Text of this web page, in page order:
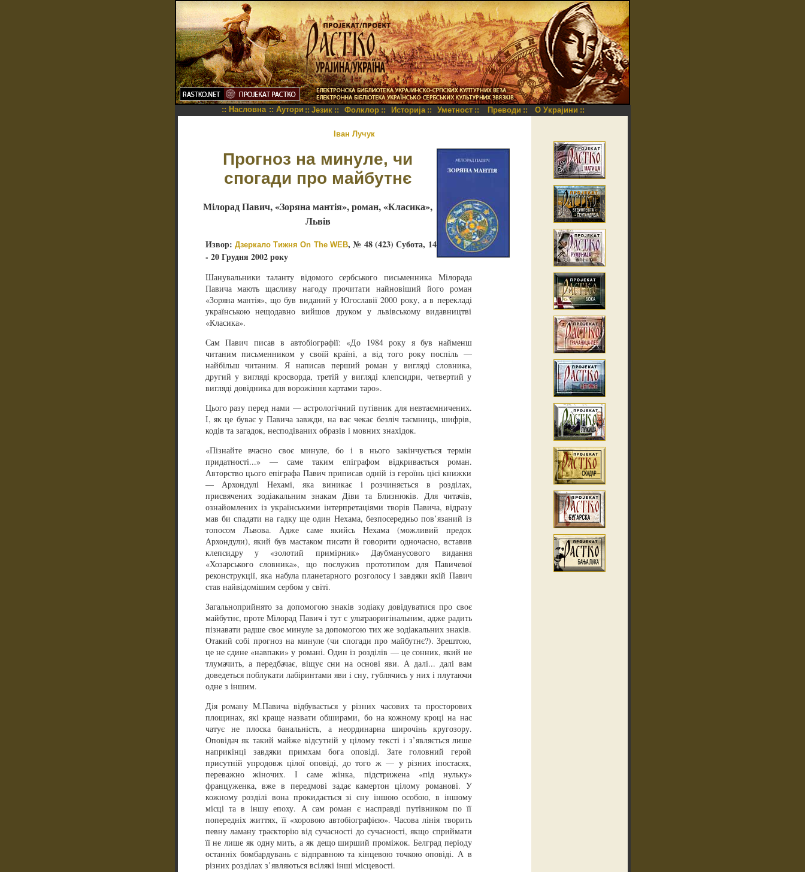
:: Насловна :: Аутори :: Језик :: Фолклор :: Историја :: Уметност :: Преводи :: O Украјини ::
Іван Лучук
Прогноз на минуле, чи
спогади про майбутнє
Мілорад Павич,«Зоряна мантія»,роман, «Класика»,
Львів
Извор: Дзеркало Тижня On The WEB, № 48 (423) Субота, 14
- 20 Грудня 2002 року
Шанувальники таланту відомого сербського письменника Мілорада
Павича мають щасливу нагоду прочитати найновіший його роман
«Зоряна мантія», що був виданий у Югославії 2000 року, а в перекладі
українською нещодавно вийшов друком у львівському видавництві
«Класика».
Сам Павич писав в автобіографії: «До 1984 року я був найменш
читаним письменником у своїй країні, а від того року поспіль —
найбільш читаним. Я написав перший роман у вигляді словника,
другий у вигляді кросворда, третій у вигляді клепсидри, четвертий у
вигляді довідника для ворожіння картами таро».
Цього разу перед нами — астрологічний путівник для невтаємничених.
І, як це буває у Павича завжди, на вас чекає безліч таємниць, шифрів,
кодів та загадок, несподіваних образів і мовних знахідок.
«Пізнайте вчасно своє минуле, бо і в нього закінчується термін
придатності...» — саме таким епіграфом відкривається роман.
Авторство цього епіграфа Павич приписав одній із героїнь цієї книжки
— Архондулі Нехамі, яка виникає і розчиняється в розділах,
присвячених зодіакальним знакам Діви та Близнюків. Для читачів,
ознайомлених із українськими інтерпретаціями творів Павича, відразу
мав би спадати на гадку ще один Нехама, безпосередньо пов’язаний із
топосом Львова. Адже саме якийсь Нехама (можливий предок
Архондули), який був мастаком писати й говорити одночасно, вставив
клепсидру у «золотий примірник» Даубманусового видання
«Хозарського словника», що послужив прототипом для Павичевої
реконструкції, яка набула планетарного розголосу і завдяки якій Павич
став найвідомішим сербом у світі.
Загальноприйнято за допомогою знаків зодіаку довідуватися про своє
майбутнє, проте Мілорад Павич і тут є ультраоригінальним, адже радить
пізнавати радше своє минуле за допомогою тих же зодіакальних знаків.
Отакий собі прогноз на минуле (чи спогади про майбутнє?). Зрештою,
це не єдине «навпаки» у романі. Один із розділів — це сонник, який не
тлумачить, а передбачає, віщує сни на основі яви. А далі... далі вам
доведеться поблукати лабіринтами яви і сну, гублячись у них і плутаючи
одне з іншим.
Дія роману М.Павича відбувається у різних часових та просторових
площинах, які краще назвати обширами, бо на кожному кроці на нас
чатує не плоска банальність, а неординарна широчінь кругозору.
Оповідач як такий майже відсутній у цілому тексті і з’являється лише
наприкінці завдяки примхам бога оповіді. Зате головний герой
присутній упродовж цілої оповіді, до того ж — у різних іпостасях,
переважно жіночих. І саме жінка, підстрижена «під нульку»
француженка, вже в передмові задає камертон цілому романові. У
кожному розділі вона прокидається зі сну іншою особою, в іншому
місці та в іншу епоху. А сам роман є насправді путівником по її
попередніх життях, її «хоровою автобіографією». Часова лінія творить
певну ламану траєкторію від сучасності до сучасності, якщо сприймати
її не лише як одну мить, а як дещо ширший проміжок. Белград періоду
останніх бомбардувань є відправною та кінцевою точкою оповіді. А в
різних розділах з’являються всілякі інші місцевості.